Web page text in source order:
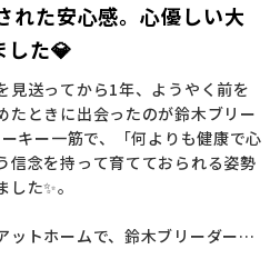
晴らしいご縁を繋いでくださった
さんのおかげです。
％という厳しい審査基準を設け
取り組む姿勢に深く共感し、ここ
歩を踏み出すことができました。
いるメッセージからも、命を扱う
り、見学時の相談や当日のお立ち
サポートに支えられました。
れた安心感。心優しい大
した💎
見送ってから1年、ようやく前を
たときに出会ったのが鈴木ブリー
キー一筋で、「何よりも健康で心
信念を持って育てておられる姿勢
た✨。
ットホームで、鈴木ブリーダーが